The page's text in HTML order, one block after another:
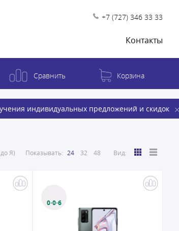
+7 (727) 346 33 33
Контакты
индивидуальных предложений и скидок
Сравнить Корзина
Я) Показывать: 24 32 48 Вид:
0·0·6